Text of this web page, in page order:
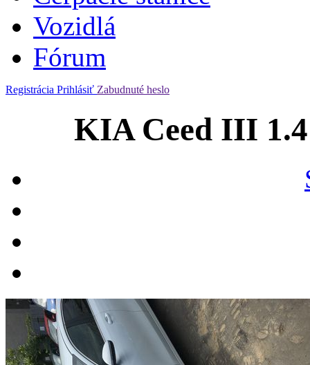
Vozidlá
Fórum
Registrácia Prihlásiť Zabudnuté heslo
KIA Ceed III